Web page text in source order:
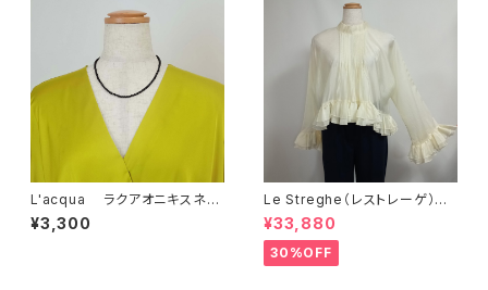
L'acqua ラクアオニキスネッ
クレスLA07ON-NE
¥3,300
Le Streghe（レストレーゲ）
シアー素材ブラウス LS5MV1
01BL
¥33,880
30%OFF